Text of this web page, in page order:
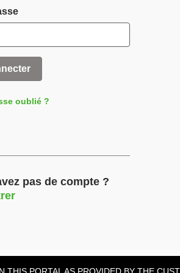
oublié ?
pas de compte ?